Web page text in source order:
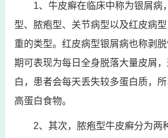
1、牛皮癣在临床中称为银屑病
型、脓疱型、关节病型以及红皮病
重的类型。红皮病型银屑病也称剥
期可表现为每日全身脱落大量皮屑
白，患者会每天丢失较多蛋白质，
高蛋白食物。
2、其次，脓疱型牛皮癣分为两